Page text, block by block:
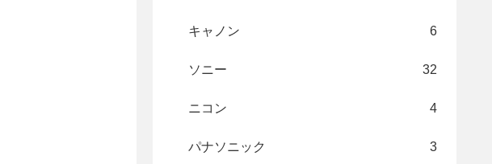
キャノン 6
ソニー 32
ニコン 4
パナソニック 3